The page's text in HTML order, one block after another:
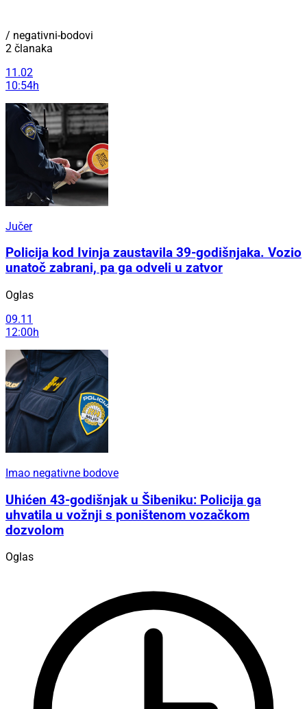
/ negativni-bodovi
2 članaka
11.02
10:54h
Jučer
Policija kod Ivinja zaustavila 39-godišnjaka. Vozio
unatoč zabrani, pa ga odveli u zatvor
Oglas
09.11
12:00h
Imao negativne bodove
Uhićen 43-godišnjak u Šibeniku: Policija ga
uhvatila u vožnji s poništenom vozačkom
dozvolom
Oglas